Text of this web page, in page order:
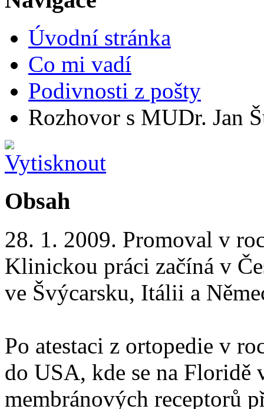
Úvodní stránka
Co mi vadí
Podivnosti z pošty
Rozhovor s MUDr. Jan
Obsah
28. 1. 2009. Promoval v
Klinickou práci začíná v
ve Švýcarsku, Itálii a
Po atestaci z ortopedie v
do USA, kde se na Floridě
membránových receptorů